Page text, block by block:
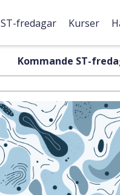
ST-fredagar Kurser
Kommande ST-